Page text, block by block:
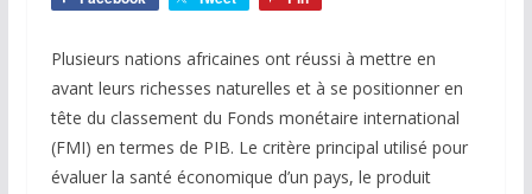
Plusieurs nations africaines ont réussi à mettre en
avant leurs richesses naturelles et à se positionner en
tête du classement du Fonds monétaire international
(FMI) en termes de PIB. Le critère principal utilisé pour
évaluer la santé économique d’un pays, le produit